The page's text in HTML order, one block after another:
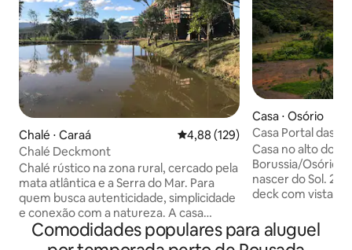
Chalé ⋅ Caraá 4,88 de uma avaliação média de
4,88 (129)
Chalé Deckmont
Chalé rústico na zona rural, cercado pela
mata atlântica e a Serra do Mar. Para
quem busca autenticidade, simplicidade
e conexão com a natureza. A casa
oferece conforto, privacidade, internet
excelente, atendimento personalizado,
Casa ⋅ Osório
Casa Portal das
Alto do Morro
Casa no alto do
Borussia/Osório
nascer do Sol. 2 hóspedes adultos Amplo
deck com vista,
(interna/externa),
equipada, 2 banheiros com chuveiros à
Comodidades populares para aluguel